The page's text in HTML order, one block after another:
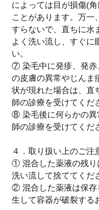
によっては目が損傷(
ことがあります。万一
すらないで、直ちに水
よく洗い流し、すぐに
い。
⑦ 染毛中に発疹、発赤
の皮膚の異常やじんま
状が現れた場合は、直
師の診療を受けてくだ
⑧ 染毛後に何らかの異
師の診療を受けてくだ
４．取り扱い上のご注
① 混合した薬液の残り
洗い流して捨ててくだ
② 混合した薬液は保存
生して容器が破裂する